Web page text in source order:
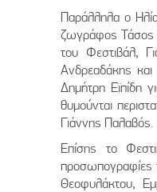
Παράλληλα ο
ζωγράφος Τάσος
του Φεστιβάλ,
Ανδρεαδάκης
Δημήτρη Εϊπίδη
θυμούνται
Γιάννης Παλαβός.
Επίσης το
προσωπογραφίες
Θεοφυλάκτου,